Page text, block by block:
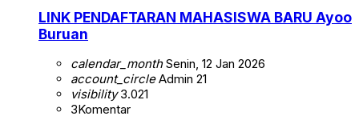
LINK PENDAFTARAN MAHASISWA BARU Ayoo
Buruan
calendar_monthSenin, 12 Jan 2026
account_circleAdmin 21
visibility3.021
3Komentar